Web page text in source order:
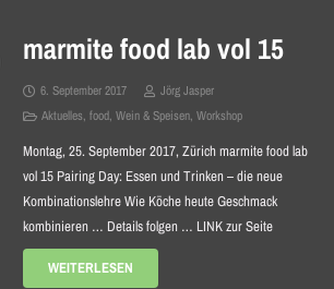
marmite food lab vol 15
6. September 2017
Jörg Jasper
Aktuelles,food,Wein & Speisen,Workshop
Montag, 25. September 2017, Zürich marmite food lab
vol 15 Pairing Day: Essen und Trinken – die neue
Kombinationslehre Wie Köche heute Geschmack
kombinieren … Details folgen … LINK zur Seite
WEITERLESEN